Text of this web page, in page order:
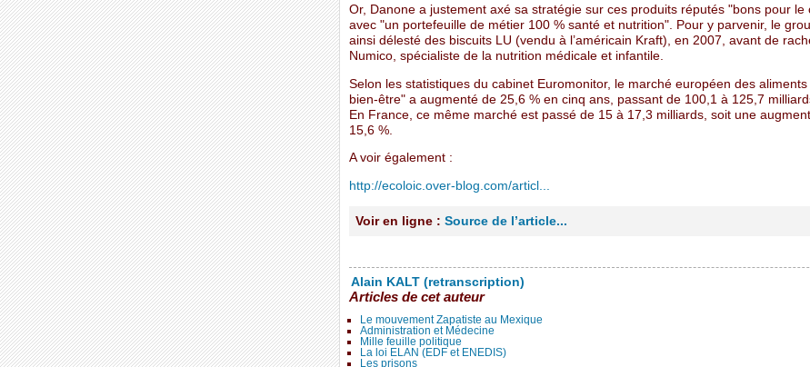
Or, Danone a justement axé sa stratégie sur ces produits réputés "bons pour le
avec "un portefeuille de métier 100 % santé et nutrition". Pour y parvenir, le
ainsi délesté des biscuits LU (vendu à l’américain Kraft), en 2007, avant de
Numico, spécialiste de la nutrition médicale et infantile.
Selon les statistiques du cabinet Euromonitor, le marché européen des aliments
bien-être" a augmenté de 25,6 % en cinq ans, passant de 100,1 à 125,7
En France, ce même marché est passé de 15 à 17,3 milliards, soit une
15,6 %.
A voir également :
http://ecoloic.over-blog.com/articl...
Voir en ligne : Source de l’article...
Alain KALT (retranscription)
Articles de cet auteur
Le mouvement Zapatiste au Mexique
Administration et Médecine
Mille feuille politique
La loi ELAN (EDF et ENEDIS)
Les prisons